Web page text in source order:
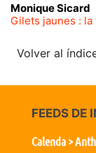
MoniqueSicard
Gilets jaunes :
Volver al
FEEDS DE
Calenda >